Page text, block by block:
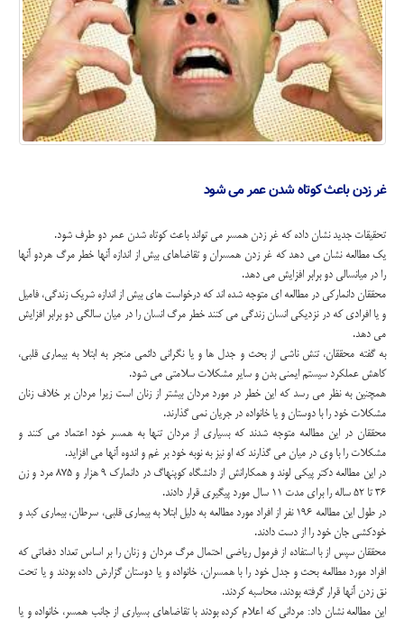
غر زدن باعث کوتاه شدن عمر می شود
تحقیقات جدید نشان داده که غر زدن همسر می تواند باعث کوتاه شدن عمر دو طرف شود.
یک مطالعه نشان می دهد که غر زدن همسران و تقاضاهای بیش از اندازه آنها خطر مرگ هردو آنها
را در میانسالی دو برابر افزایش می دهد.
محققان دانمارکی در مطالعه ای متوجه شده اند که درخواست های بیش از اندازه شریک زندگی، فامیل
و یا افرادی که در نزدیکی انسان زندگی می کنند خطر مرگ انسان را در میان سالگی دو برابر افزایش
می دهد.
به گفته محققان، تنش ناشی از بحث و جدل ها و یا نگرانی دائمی منجر به ابتلا به بیماری قلبی،
کاهش عملکرد سیستم ایمنی بدن و سایر مشکلات سلامتی می شود.
همچنین به نظر می رسد که این خطر در مورد مردان بیشتر از زنان است زیرا مردان بر خلاف زنان
مشکلات خود را با دوستان و یا خانواده در جریان نمی گذارند.
محققان در این مطالعه متوجه شدند که بسیاری از مردان تنها به همسر خود اعتماد می کنند و
مشکلات را با وی در میان می گذارند که او نیز به نوبه خود بر غم و اندوه آنها می افزاید.
در این مطالعه دکتر پیکی لوند و همکارانش از دانشگاه کوپنهاگ در دانمارک 9 هزار و 875 مرد و زن
36 تا 52 ساله را برای مدت 11 سال مورد پیگیری قرار دادند.
در طول این مطالعه 196 نفر از افراد مورد مطالعه به دلیل ابتلا به بیماری قلبی، سرطان، بیماری کبد و
خودکشی جان خود را از دست دادند.
محققان سپس از با استفاده از فرمول ریاضی احتمال مرگ مردان و زنان را بر اساس تعداد دفعاتی که
افراد مورد مطالعه بحث و جدل خود را با همسران، خانواده و یا دوستان گزارش داده بودند و یا تحت
نق زدن آنها قرار گرفته بودند، محاسبه کردند.
این مطالعه نشان داد: مردانی که اعلام کرده بودند با تقاضاهای بسیاری از جانب همسر، خانواده و یا